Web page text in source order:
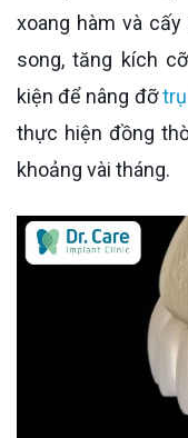
xoang hàm và
song, tăng kích
kiện để nâng đỡ
thực hiện đồng
khoảng vài tháng.